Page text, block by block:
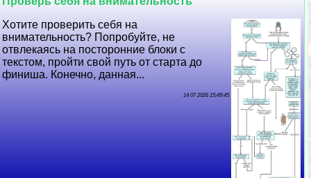
Хотите проверить себя на
внимательность? Попробуйте, не
отвлекаясь на посторонние блоки с
текстом, пройти свой путь от старта до
финиша. Конечно, данная...
14 07 2026 15:49:45